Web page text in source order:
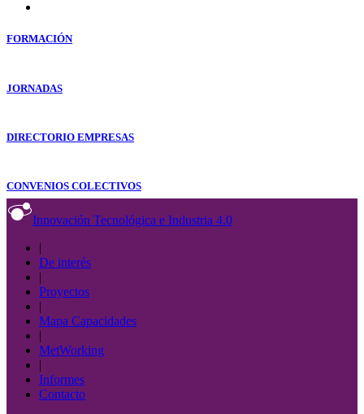
FORMACIÓN
JORNADAS
DIRECTORIO EMPRESAS
CONVENIOS COLECTIVOS
Innovación Tecnológica e Industria 4.0
|
De interés
|
Proyectos
|
Mapa Capacidades
|
MetWorking
|
Informes
Contacto